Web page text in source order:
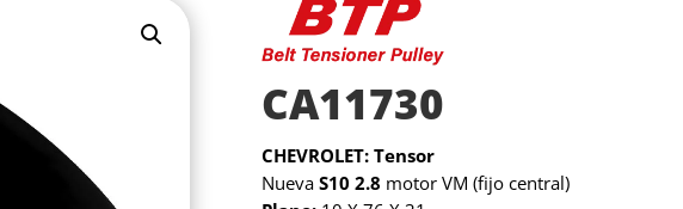
CA11730
CHEVROLET: Tensor
NuevaS10 2.8 motor VM (fijo central)